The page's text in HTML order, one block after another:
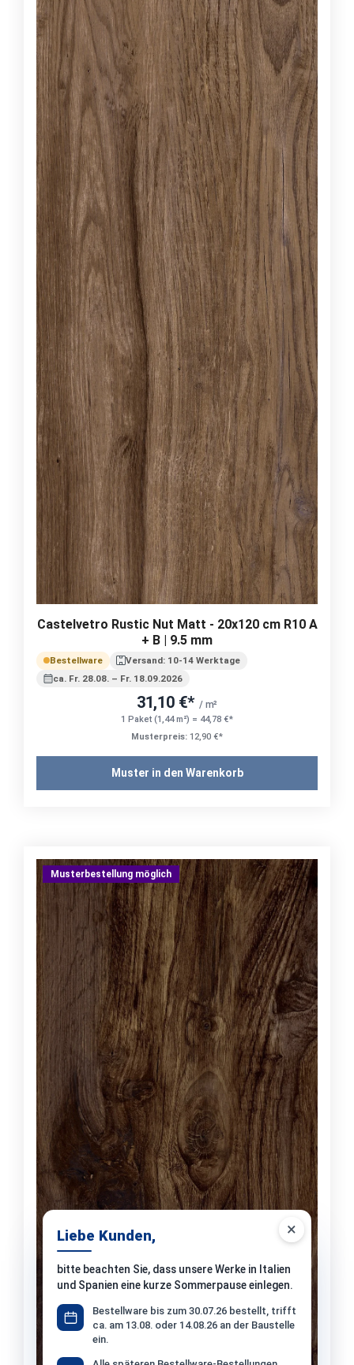
×
Liebe Kunden,
bitte beachten Sie, dass unsere Werke in Italien
und Spanien eine kurze Sommerpause einlegen.
Bestellware bis zum 30.07.26 bestellt, trifft
ca. am 13.08. oder 14.08.26 an der Baustelle
ein.
Castelvetro Rustic Nut Matt - 20x120 cm R10 A
+ B | 9.5 mm
Bestellware
Versand: 10-14 Werktage
ca. Fr. 28.08. – Fr. 18.09.2026
31,10 €* / m²
1 Paket (1,44 m²) = 44,78 €*
Musterpreis: 12,90 €*
Muster in den Warenkorb
Musterbestellung möglich